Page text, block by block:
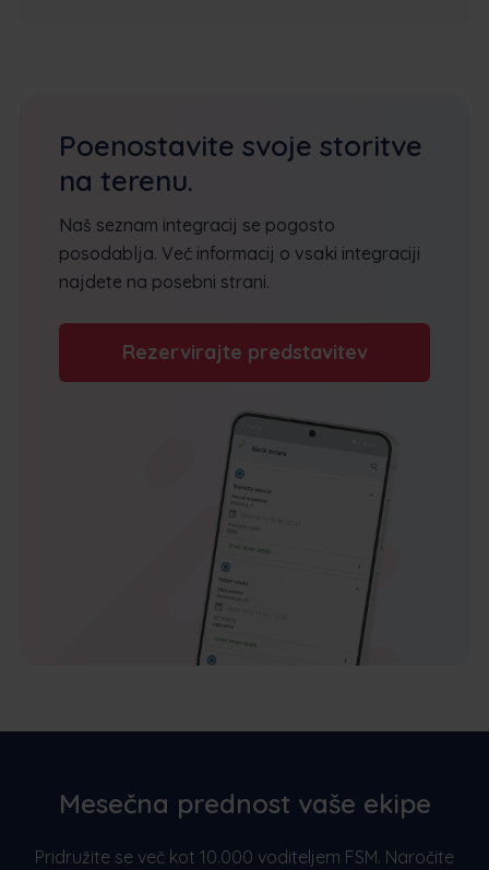
Poenostavite svoje storitve
na terenu.
Naš seznam integracij se pogosto
posodablja. Več informacij o vsaki integraciji
najdete na posebni strani.
Rezervirajte predstavitev
Mesečna prednost vaše ekipe
Pridružite se več kot 10.000 voditeljem FSM. Naročite